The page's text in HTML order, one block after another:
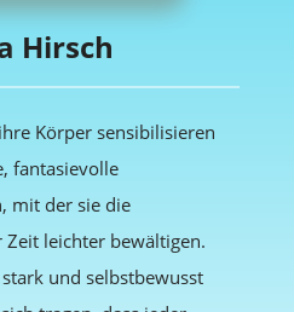
Hirsch
Körper sensibilisieren
fantasievolle
mit der sie die
leichter bewältigen.
und selbstbewusst